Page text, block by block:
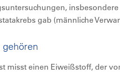
gab (männliche
misst einen Eiweißstoff, der